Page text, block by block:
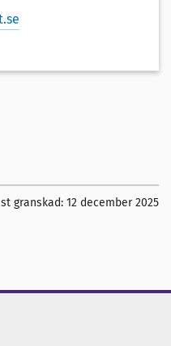
granskad: 12 december 2025